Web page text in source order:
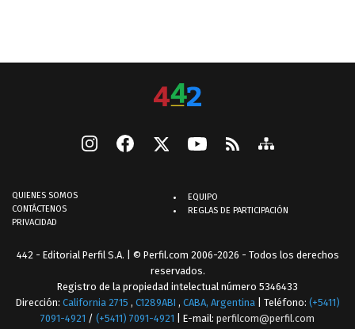
QUIENES SOMOS
CONTÁCTENOS
PRIVACIDAD
EQUIPO
REGLAS DE PARTICIPACIÓN
442 - Editorial Perfil S.A. | © Perfil.com 2006-2026 - Todos los derechos
reservados.
Registro de la propiedad intelectual número 5346433
Dirección: California 2715 , C1289ABI , CABA, Argentina | Teléfono: (+5411)
7091-4921 / (+5411) 7091-4921 | E-mail: perfilcom@perfil.com